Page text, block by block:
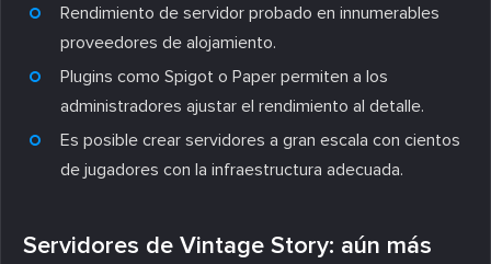
Rendimiento de servidor probado en innumerables
proveedores de alojamiento.
Plugins como Spigot o Paper permiten a los
administradores ajustar el rendimiento al detalle.
Es posible crear servidores a gran escala con cientos
de jugadores con la infraestructura adecuada.
Servidores de Vintage Story: aún más